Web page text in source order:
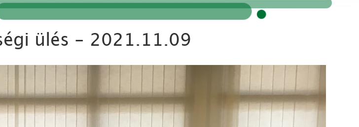
ülés - 2021.11.09